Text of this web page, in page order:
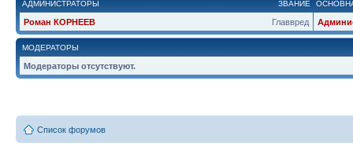
ЗВАНИЕ
АДМИНИСТРАТОРЫ
Главвред
Роман КОРНЕЕВ
МОДЕРАТОРЫ
Модераторы отсутствуют.
Список форумов